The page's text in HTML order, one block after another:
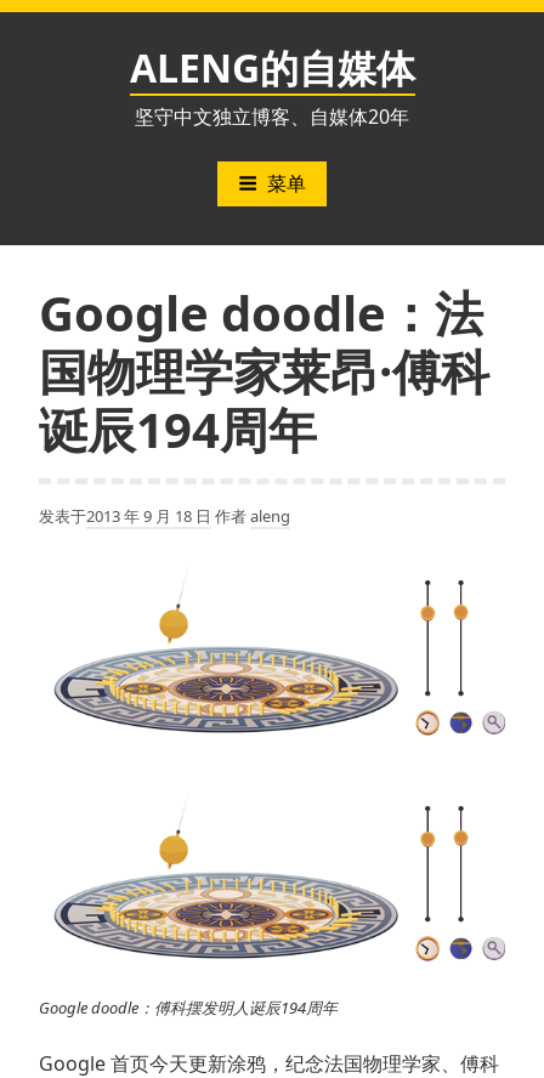
跳
ALENG的自媒体
坚守中文独立博客、自媒体20年
菜单
Google doodle：法
国物理学家莱昂·傅科
诞辰194周年
发表于2013 年 9 月 18 日 作者aleng
Google doodle：傅科摆发明人诞辰194周年
Google 首页今天更新涂鸦，纪念法国物理学家、傅科